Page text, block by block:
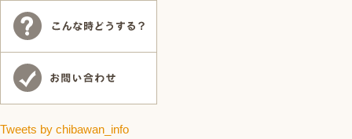
Tweets by chibawan_info